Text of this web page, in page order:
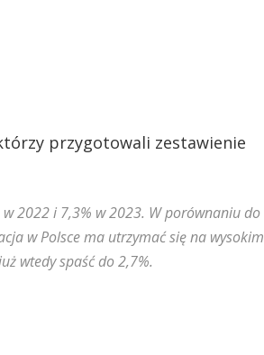
przygotowali zestawienie
2022 i 7,3% w 2023. W porównaniu do
w Polsce ma utrzymać się na wysokim
wtedy spaść do 2,7%.